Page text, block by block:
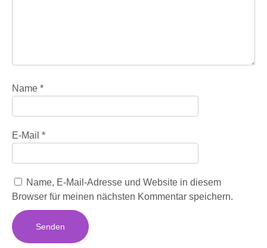
Name *
E-Mail *
Name, E-Mail-Adresse und Website in diesem
Browser für meinen nächsten Kommentar speichern.